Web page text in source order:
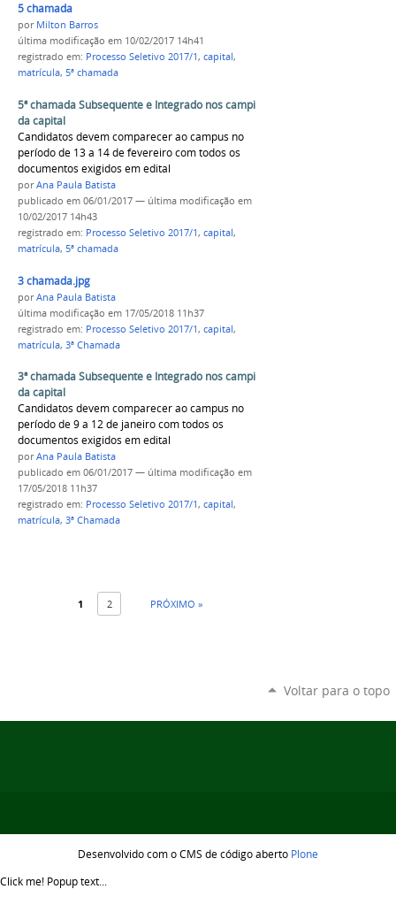
5 chamada
por Milton Barros
última modificação em 10/02/2017 14h41
registrado em: Processo Seletivo 2017/1, capital,
matrícula, 5ª chamada
5ª chamada Subsequente e Integrado nos campi
da capital
Candidatos devem comparecer ao campus no
período de 13 a 14 de fevereiro com todos os
documentos exigidos em edital
porAna Paula Batista
publicado em 06/01/2017 — última modificação em
10/02/2017 14h43
registrado em: Processo Seletivo 2017/1, capital,
matrícula, 5ª chamada
3 chamada.jpg
porAna Paula Batista
última modificação em 17/05/2018 11h37
registrado em: Processo Seletivo 2017/1, capital,
matrícula, 3ª Chamada
3ª chamada Subsequente e Integrado nos campi
da capital
Candidatos devem comparecer ao campus no
período de 9 a 12 de janeiro com todos os
documentos exigidos em edital
porAna Paula Batista
publicado em 06/01/2017 — última modificação em
17/05/2018 11h37
registrado em: Processo Seletivo 2017/1, capital,
matrícula, 3ª Chamada
1 2 PRÓXIMO »
Voltar para o topo
Desenvolvido com o CMS de código aberto Plone
Click me! Popup text...